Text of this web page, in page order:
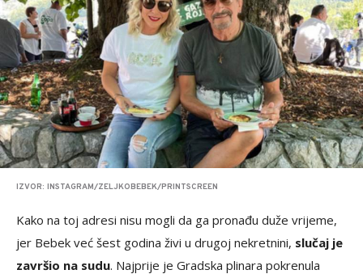
IZVOR: INSTAGRAM/ZELJKOBEBEK/PRINTSCREEN
Kako na toj adresi nisu mogli da ga pronađu duže vrijeme,
jer Bebek već šest godina živi u drugoj nekretnini, slučaj je
završio na sudu. Najprije je Gradska plinara pokrenula